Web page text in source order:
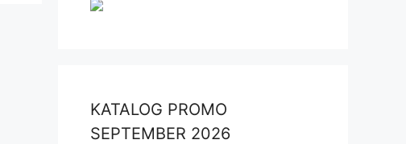
KATALOG PROMO
SEPTEMBER 2026